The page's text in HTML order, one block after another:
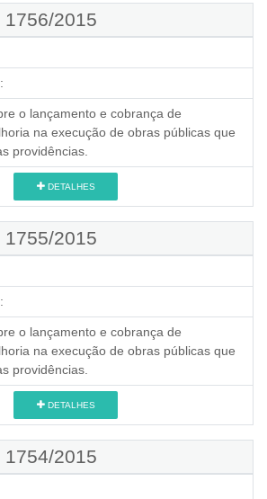
2015
o lançamento e cobrança de
na execução de obras públicas que
providências.
DETALHES
2015
o lançamento e cobrança de
na execução de obras públicas que
providências.
DETALHES
2015